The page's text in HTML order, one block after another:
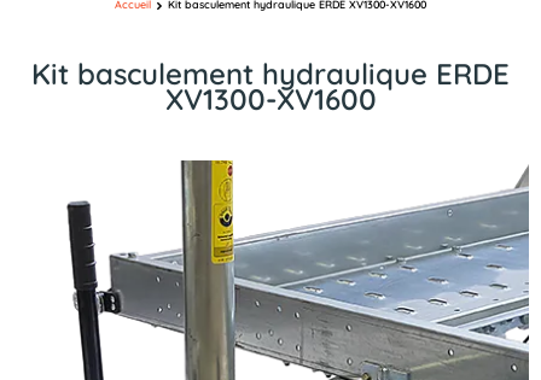
Kit basculement hydraulique ERDE
XV1300-XV1600
Accueil Kit basculement hydraulique ERDE XV1300-XV1600